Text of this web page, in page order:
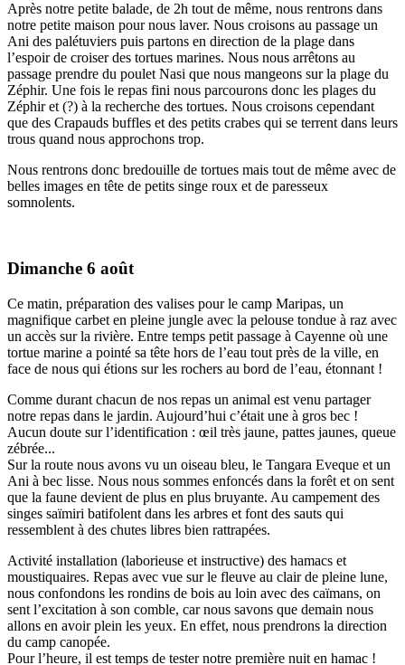
Après notre petite balade, de 2h tout de même, nous rentrons dans
notre petite maison pour nous laver. Nous croisons au passage un
Ani des palétuviers puis partons en direction de la plage dans
l’espoir de croiser des tortues marines. Nous nous arrêtons au
passage prendre du poulet Nasi que nous mangeons sur la plage du
Zéphir. Une fois le repas fini nous parcourons donc les plages du
Zéphir et (?) à la recherche des tortues. Nous croisons cependant
que des Crapauds buffles et des petits crabes qui se terrent dans leurs
trous quand nous approchons trop.
Nous rentrons donc bredouille de tortues mais tout de même avec de
belles images en tête de petits singe roux et de paresseux
somnolents.
Dimanche 6 août
Ce matin, préparation des valises pour le camp Maripas, un
magnifique carbet en pleine jungle avec la pelouse tondue à raz avec
un accès sur la rivière. Entre temps petit passage à Cayenne où une
tortue marine a pointé sa tête hors de l’eau tout près de la ville, en
face de nous qui étions sur les rochers au bord de l’eau, étonnant !
Comme durant chacun de nos repas un animal est venu partager
notre repas dans le jardin. Aujourd’hui c’était une à gros bec !
Aucun doute sur l’identification : œil très jaune, pattes jaunes, queue
zébrée...
Sur la route nous avons vu un oiseau bleu, le Tangara Eveque et un
Ani à bec lisse. Nous nous sommes enfoncés dans la forêt et on sent
que la faune devient de plus en plus bruyante. Au campement des
singes saïmiri batifolent dans les arbres et font des sauts qui
ressemblent à des chutes libres bien rattrapées.
Activité installation (laborieuse et instructive) des hamacs et
moustiquaires. Repas avec vue sur le fleuve au clair de pleine lune,
nous confondons les rondins de bois au loin avec des caïmans, on
sent l’excitation à son comble, car nous savons que demain nous
allons en avoir plein les yeux. En effet, nous prendrons la direction
du camp canopée.
Pour l’heure, il est temps de tester notre première nuit en hamac !